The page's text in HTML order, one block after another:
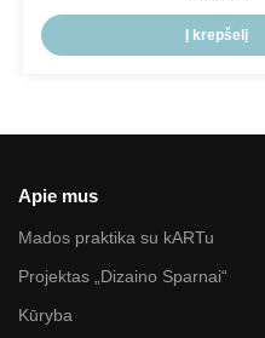
Į krepšelį
Apie mus
Mados praktika su kARTu
Projektas „Dizaino Sparnai“
Kūryba